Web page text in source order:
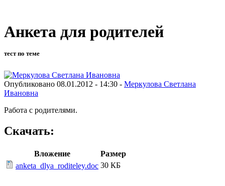
Анкета для родителей
тест по теме
Опубликовано 08.01.2012 - 14:30 - Меркулова Светлана
Ивановна
Работа с родителями.
Скачать:
Вложение
Размер
anketa_dlya_roditeley.doc 30 КБ